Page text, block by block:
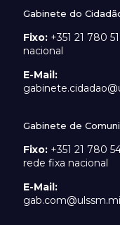
Gabinete do
Fixo: +351 21 780
nacional
E-Mail:
Gabinete de
Fixo: +351 21 780
rede fixa nacional
E-Mail: